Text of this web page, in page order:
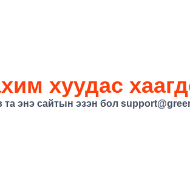
хуудас
та энэ сайтын эзэн бол